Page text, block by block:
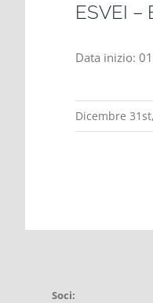
ESVEI
Data inizio:
Dicembre
Soci: